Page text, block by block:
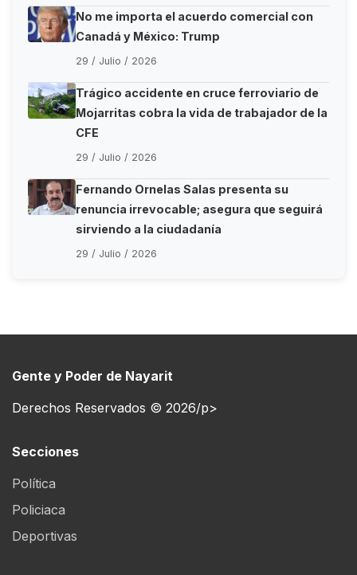
No me importa el acuerdo comercial con
Canadá y México: Trump
29 / Julio / 2026
Trágico accidente en cruce ferroviario de
Mojarritas cobra la vida de trabajador de la
CFE
29 / Julio / 2026
Fernando Ornelas Salas presenta su
renuncia irrevocable; asegura que seguirá
sirviendo a la ciudadanía
29 / Julio / 2026
Gente y Poder de Nayarit
Derechos Reservados © 2026/p>
Secciones
Política
Policiaca
Deportivas